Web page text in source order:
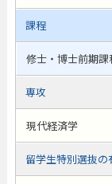
課程
修士・博士前期課
専攻
現代経済学
留学生特別選抜の